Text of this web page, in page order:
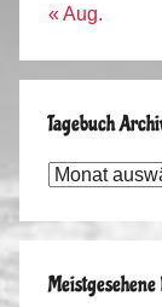
« Aug.
Tagebuch
Tagebuch